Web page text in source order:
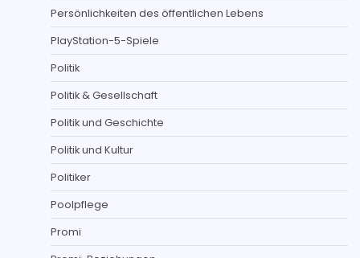
Persönlichkeiten des öffentlichen Lebens
PlayStation-5-Spiele
Politik
Politik & Gesellschaft
Politik und Geschichte
Politik und Kultur
Politiker
Poolpflege
Promi